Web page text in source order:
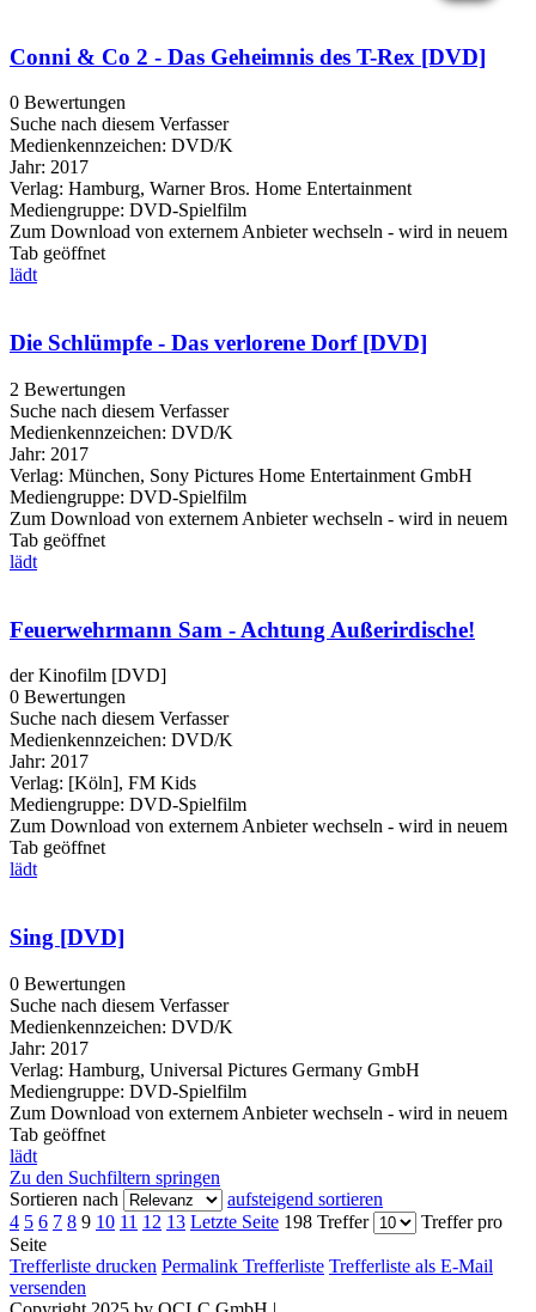
Conni & Co 2 - Das Geheimnis des T-Rex [DVD]
0 Bewertungen
Suche nach diesem Verfasser
Medienkennzeichen: DVD/K
Jahr: 2017
Verlag: Hamburg, Warner Bros. Home Entertainment
Mediengruppe: DVD-Spielfilm
Zum Download von externem Anbieter wechseln - wird in neuem
Tab geöffnet
lädt
Die Schlümpfe - Das verlorene Dorf [DVD]
2 Bewertungen
Suche nach diesem Verfasser
Medienkennzeichen: DVD/K
Jahr: 2017
Verlag: München, Sony Pictures Home Entertainment GmbH
Mediengruppe: DVD-Spielfilm
Zum Download von externem Anbieter wechseln - wird in neuem
Tab geöffnet
lädt
Feuerwehrmann Sam - Achtung Außerirdische!
der Kinofilm [DVD]
0 Bewertungen
Suche nach diesem Verfasser
Medienkennzeichen: DVD/K
Jahr: 2017
Verlag: [Köln], FM Kids
Mediengruppe: DVD-Spielfilm
Zum Download von externem Anbieter wechseln - wird in neuem
Tab geöffnet
lädt
Sing [DVD]
0 Bewertungen
Suche nach diesem Verfasser
Medienkennzeichen: DVD/K
Jahr: 2017
Verlag: Hamburg, Universal Pictures Germany GmbH
Mediengruppe: DVD-Spielfilm
Zum Download von externem Anbieter wechseln - wird in neuem
Tab geöffnet
lädt
Zu den Suchfiltern springen
Sortieren nach
aufsteigend sortieren
4 5 6 7 8 9 10 11 12 13 Letzte Seite 198 Treffer
Treffer pro
Seite
Trefferliste drucken Permalink Trefferliste Trefferliste als E-Mail
versenden